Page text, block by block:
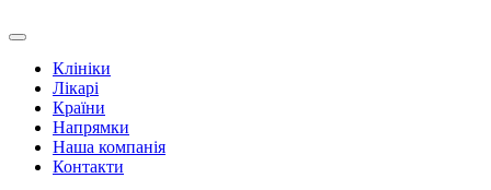
Клініки
Лікарі
Країни
Напрямки
Наша компанія
Контакти